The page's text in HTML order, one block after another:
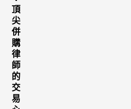
頂
尖
併
購
律
師
的
交
易